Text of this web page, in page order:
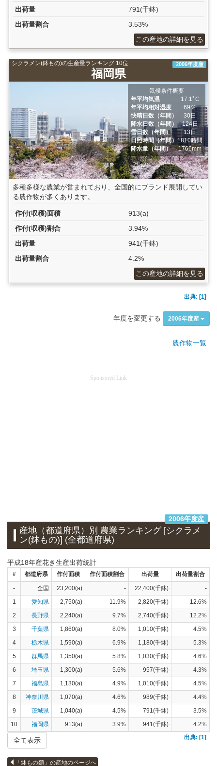
出荷量
791(千鉢)
出荷量割合
3.53%
この産地の詳細を見る
シクラメン(鉢もの)の生産量ランキング 10位
福岡県
2006年度産
気候条件概要
年平均気温
17.1ﾟC
年平均相対湿度
69％
快晴日数（年間）
30日
降水日数（年間）
124日
雪日数（年間）
13日
日照時間（年間）1810時間
降水量（年間）
1766mm
多種多様な農業が営まれており、全国的にブランド展開してい
る農作物が多くあります。
作付(収穫)面積
913(a)
作付(収穫)割合
3.94%
出荷量
941(千鉢)
出荷量割合
4.2%
この産地の詳細を見る
出典: [1]
年度を変更する 2006年度産
農作物一覧
Sponsored Link
2006年度産
産地（都道府県）別 農業ランキング [シクラメ
ン(鉢もの)] (全都道府県)
平成18年産花き生産出荷統計
# 都道府県 作付面積 作付面積割合 出荷量 出荷量割合
- 全国 23,200(a) - 22,400(千鉢)
-
1
愛知県 2,750(a) 11.9% 2,820(千鉢)
12.6%
2
長野県 2,240(a) 9.7% 2,740(千鉢)
12.2%
3
千葉県 1,860(a) 8.0% 1,010(千鉢)
4.5%
4
栃木県 1,590(a) 6.9% 1,180(千鉢)
5.3%
5
群馬県 1,350(a) 5.8% 1,030(千鉢)
4.6%
6
埼玉県 1,300(a) 5.6% 957(千鉢)
4.3%
7
福島県 1,130(a) 4.9% 1,010(千鉢)
4.5%
8
神奈川県 1,070(a) 4.6% 989(千鉢)
4.4%
9
茨城県 1,040(a) 4.5% 791(千鉢)
3.5%
10
福岡県 913(a) 3.9% 941(千鉢)
4.2%
出典: [1]
全て表示
「鉢もの類」の産地のページへ